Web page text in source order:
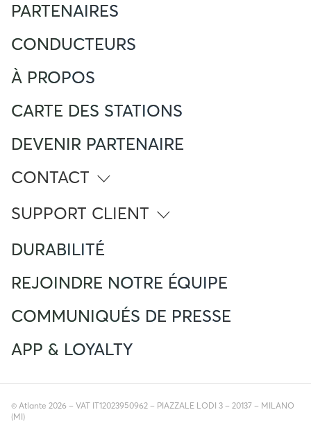
PARTENAIRES
CONDUCTEURS
À PROPOS
CARTE DES STATIONS
DEVENIR PARTENAIRE
CONTACT
SUPPORT CLIENT
(+33) 805 080 002
(+33) 183750725
support.france@atlante.energy
DURABILITÉ
REJOINDRE NOTRE ÉQUIPE
COMMUNIQUÉS DE PRESSE
APP & LOYALTY
© Atlante 2026 – VAT IT12023950962 – PIAZZALE LODI 3 – 20137 – MILANO
(MI)